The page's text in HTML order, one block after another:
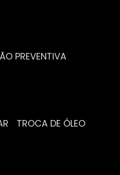
PREVENTIVA
TROCA DE ÓLEO